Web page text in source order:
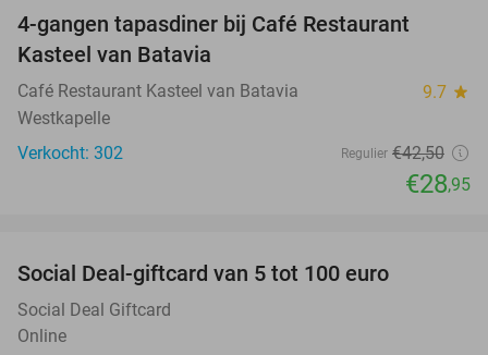
4-gangen tapasdiner bij Café Restaurant
Kasteel van Batavia
Café Restaurant Kasteel van Batavia 9.7 star
Westkapelle
Verkocht: 302
Regulier €42,50
€28,95
Social Deal-giftcard van 5 tot 100 euro
Social Deal Giftcard
Online